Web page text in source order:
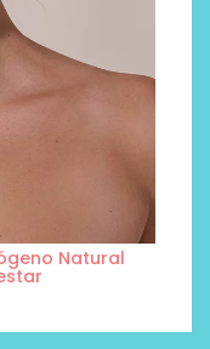
Natural